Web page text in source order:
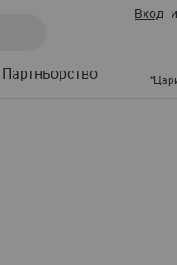
Вход